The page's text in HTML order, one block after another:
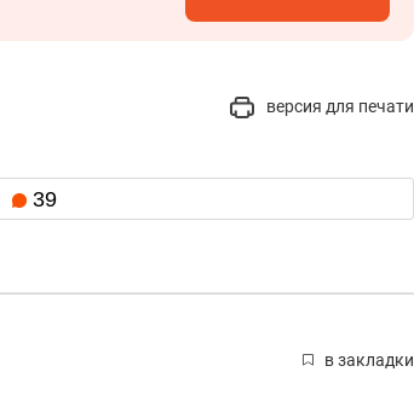
версия для печати
39
в закладки